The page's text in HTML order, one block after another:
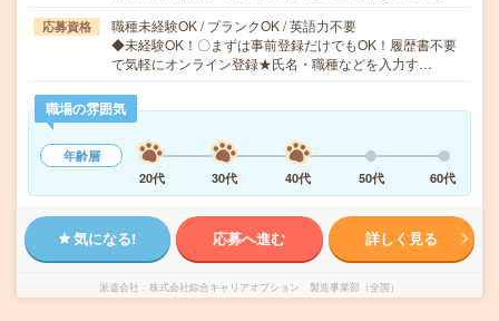
応募資格
職種未経験OK / ブランクOK / 英語力不要
◆未経験OK！〇まずは事前登録だけでもOK！履歴書不要
で気軽にオンライン登録★氏名・職種などを入力す…
職場の雰囲気
年齢層
20代
30代 40代 50代 60代
気になる! 応募へ進む 詳しく見る
派遣会社 株式会社綜合キャリアオプション 製造事業部（全国）